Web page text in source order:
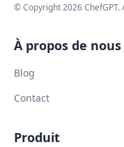
© Copyright2026ChefGPT.
À propos de nous
Blog
Contact
Produit